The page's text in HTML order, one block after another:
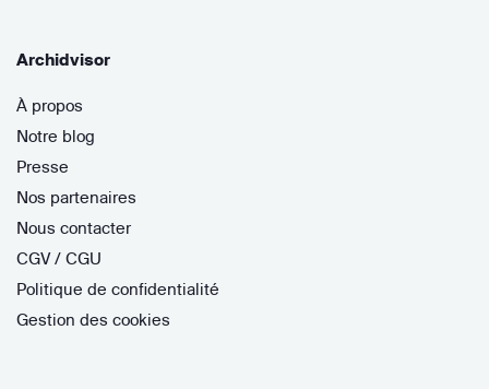
Archidvisor
À propos
Notre blog
Presse
Nos partenaires
Nous contacter
CGV / CGU
Politique de confidentialité
Gestion des cookies